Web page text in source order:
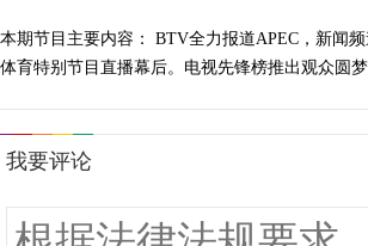
本期节目主要内容： BTV全力报道APEC，新闻
体育特别节目直播幕后。电视先锋榜推出观众圆